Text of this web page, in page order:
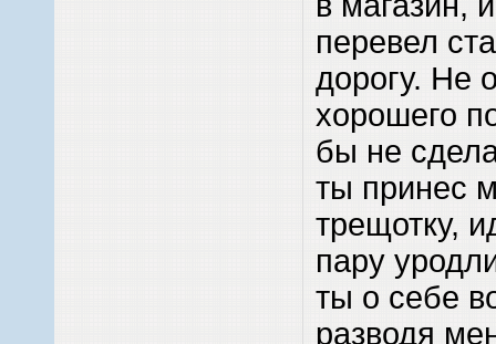
перевел
дорогу. Не
хорошего
бы не
ты принес
трещотку,
пару
ты о себе
разводя